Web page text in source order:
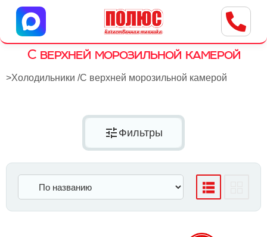
Центр бытовой техники
г. Ульяновск, ул. Пушкарева, 8a
С верхней морозильной камерой
>Холодильники /С верхней морозильной камерой
tune Фильтры